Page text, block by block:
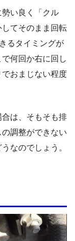
い良く「クル
てそのまま回転
るタイミングが
何回か右に回し
おまじない程度
は、そもそも排
調整ができない
なのでしょう。